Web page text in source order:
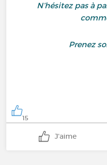
N’hésitez pas à
Prenez
15
J'aime